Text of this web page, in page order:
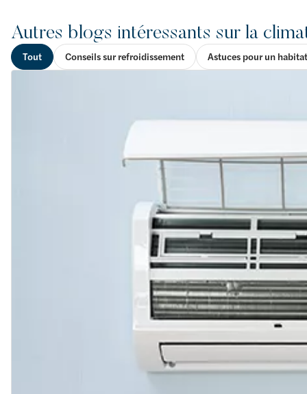
Autres blogs intéressants sur la
Tout Conseils sur refroidissement Astuces pour un